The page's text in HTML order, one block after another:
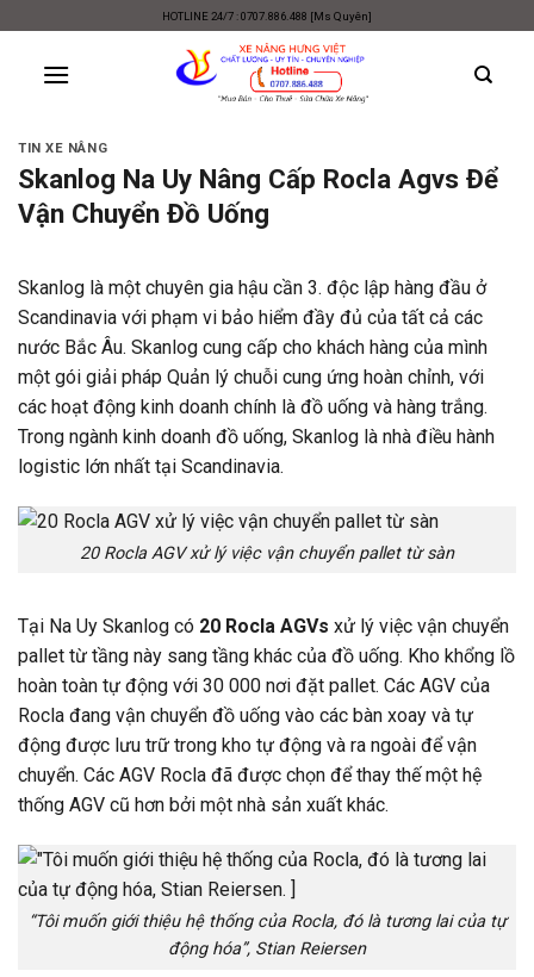
content
HOTLINE 24/7 : 0707.886.488 [Ms Quyên]
TIN XE NÂNG
Skanlog Na Uy Nâng Cấp Rocla Agvs Để
Vận Chuyển Đồ Uống
Skanlog là một chuyên gia hậu cần 3. độc lập hàng đầu ở
Scandinavia với phạm vi bảo hiểm đầy đủ của tất cả các
nước Bắc Âu. Skanlog cung cấp cho khách hàng của mình
một gói giải pháp Quản lý chuỗi cung ứng hoàn chỉnh, với
các hoạt động kinh doanh chính là đồ uống và hàng trắng.
Trong ngành kinh doanh đồ uống, Skanlog là nhà điều hành
logistic lớn nhất tại Scandinavia.
20 Rocla AGV xử lý việc vận chuyển pallet từ sàn
Tại Na Uy Skanlog có 20 Rocla AGVs xử lý việc vận chuyển
pallet từ tầng này sang tầng khác của đồ uống. Kho khổng lồ
hoàn toàn tự động với 30 000 nơi đặt pallet. Các AGV của
Rocla đang vận chuyển đồ uống vào các bàn xoay và tự
động được lưu trữ trong kho tự động và ra ngoài để vận
chuyển. Các AGV Rocla đã được chọn để thay thế một hệ
thống AGV cũ hơn bởi một nhà sản xuất khác.
“Tôi muốn giới thiệu hệ thống của Rocla, đó là tương lai của tự
động hóa”, Stian Reiersen